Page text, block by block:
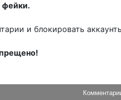
фейки.
и блокировать